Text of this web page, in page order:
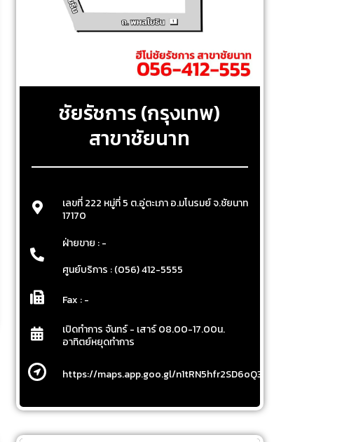
ชัยรัชการ (กรุงเทพ)
สาขาชัยนาท
เลขที่ 222 หมู่ที่ 5 ต.อู่ตะเภา อ.มโนรมย์ จ.ชัยนาท
17170
ฝ่ายขาย : -
ศูนย์บริการ : (056) 412-5555
Fax : -
เปิดทำการ จันทร์ - เสาร์ 08.00-17.00น.
อาทิตย์หยุดทำการ
https://maps.app.goo.gl/n1tRN5hfr2SD6oQ3A